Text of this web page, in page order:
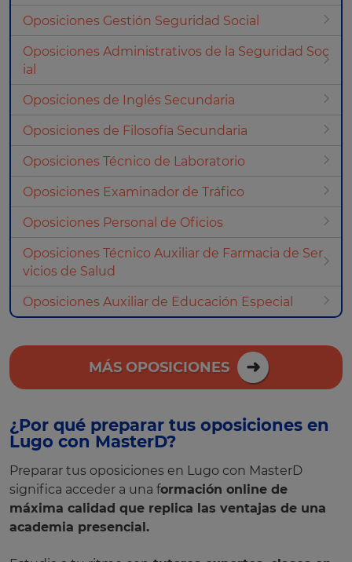
Oposiciones Gestión Seguridad Social
Oposiciones Administrativos de la Seguridad Soc
ial
Oposiciones de Inglés Secundaria
Oposiciones de Filosofía Secundaria
Oposiciones Técnico de Laboratorio
Oposiciones Examinador de Tráfico
Oposiciones Personal de Oficios
Oposiciones Técnico Auxiliar de Farmacia de Ser
vicios de Salud
Oposiciones Auxiliar de Educación Especial
MÁS OPOSICIONES
¿Por qué preparar tus oposiciones en
Lugo con MasterD?
Preparar tus oposiciones en Lugo con MasterD
significa acceder a una formación online de
máxima calidad que replica las ventajas de una
academia presencial.